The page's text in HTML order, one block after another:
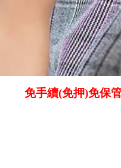
續(免押)免保管(任何)